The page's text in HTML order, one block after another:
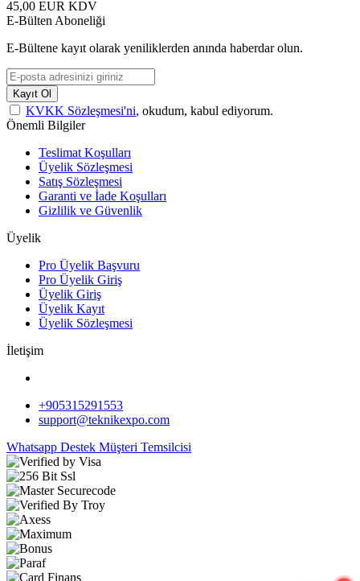
45,00 EUR KDV
E-Bülten Aboneliği
E-Bültene kayıt olarak yeniliklerden anında haberdar olun.
Kayıt Ol
KVKK Sözleşmesi'ni, okudum, kabul ediyorum.
Önemli Bilgiler
Teslimat Koşulları
Üyelik Sözleşmesi
Satış Sözleşmesi
Garanti ve İade Koşulları
Gizlilik ve Güvenlik
Üyelik
Pro Üyelik Başvuru
Pro Üyelik Giriş
Üyelik Giriş
Üyelik Kayıt
Üyelik Sözleşmesi
İletişim
+905315291553
support@teknikexpo.com
Whatsapp Destek Müşteri Temsilcisi